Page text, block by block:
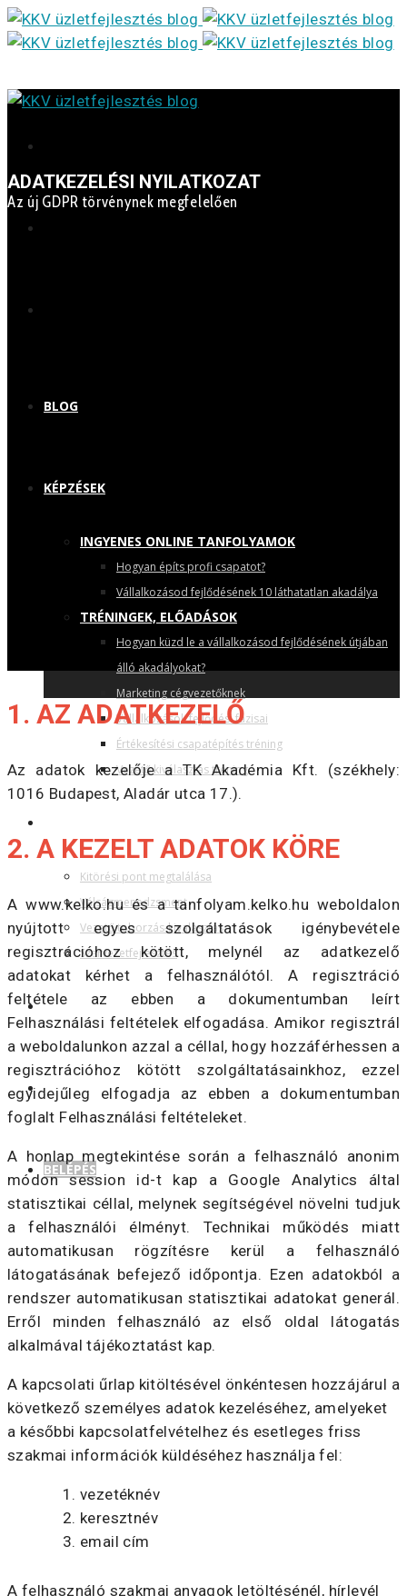
BLOG
KÉPZÉSEK
INGYENES ONLINE TANFOLYAMOK
Hogyan építs profi csapatot?
Vállalkozásod fejlődésének 10 láthatatlan akadálya
TRÉNINGEK, ELŐADÁSOK
Hogyan küzd le a vállalkozásod fejlődésének útjában
álló akadályokat?
Marketing cégvezetőknek
Vállalkozások fejlődési fázisai
Értékesítési csapatépítés tréning
Vezető kiválasztás tréning
Kitörési pont megtalálása
Válságmenedzsment
Vezető toborzás-kivalasztás
Szervezetfejlesztés
RÓLAM
KAPCSOLAT
BELÉPÉS
ADATKEZELÉSI NYILATKOZAT
Az új GDPR törvénynek megfelelően
1. AZ ADATKEZELŐ
Az adatok kezelője a TK Akadémia Kft. (székhely:
1016 Budapest, Aladár utca 17.).
2. A KEZELT ADATOK KÖRE
A www.kelko.hu és a tanfolyam.kelko.hu weboldalon
nyújtott egyes szolgáltatások igénybevétele
regisztrációhoz kötött, melynél az adatkezelő
adatokat kérhet a felhasználótól. A regisztráció
feltétele az ebben a dokumentumban leírt
Felhasználási feltételek elfogadása. Amikor regisztrál
a weboldalunkon azzal a céllal, hogy hozzáférhessen a
regisztrációhoz kötött szolgáltatásainkhoz, ezzel
egyidejűleg elfogadja az ebben a dokumentumban
foglalt Felhasználási feltételeket.
A honlap megtekintése során a felhasználó anonim
módon session id-t kap a Google Analytics által
statisztikai céllal, melynek segítségével növelni tudjuk
a felhasználói élményt. Technikai működés miatt
automatikusan rögzítésre kerül a felhasználó
látogatásának befejező időpontja. Ezen adatokból a
rendszer automatikusan statisztikai adatokat generál.
Erről minden felhasználó az első oldal látogatás
alkalmával tájékoztatást kap.
A kapcsolati űrlap kitöltésével önkéntesen hozzájárul a
következő személyes adatok kezeléséhez, amelyeket
a későbbi kapcsolatfelvételhez és esetleges friss
szakmai információk küldéséhez használja fel:
vezetéknév
keresztnév
email cím
A felhasználó szakmai anyagok letöltésénél, hírlevél